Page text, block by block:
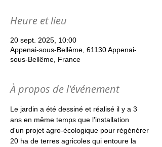
Heure et lieu
20 sept. 2025, 10:00
Appenai-sous-Bellême, 61130 Appenai-
sous-Bellême, France
À propos de l'événement
Le jardin a été dessiné et réalisé il y a 3
ans en même temps que l'installation
d'un projet agro-écologique pour régénérer
20 ha de terres agricoles qui entoure la